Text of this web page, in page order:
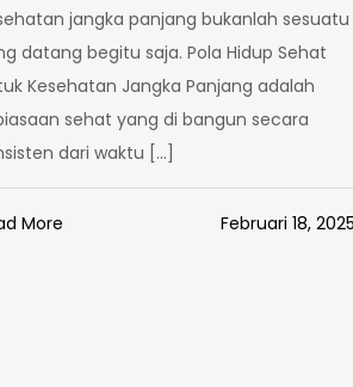
jangka panjang bukanlah sesuatu
datang begitu saja. Pola Hidup Sehat
Kesehatan Jangka Panjang adalah
sehat yang di bangun secara
dari waktu […]
More Februari 18, 2025